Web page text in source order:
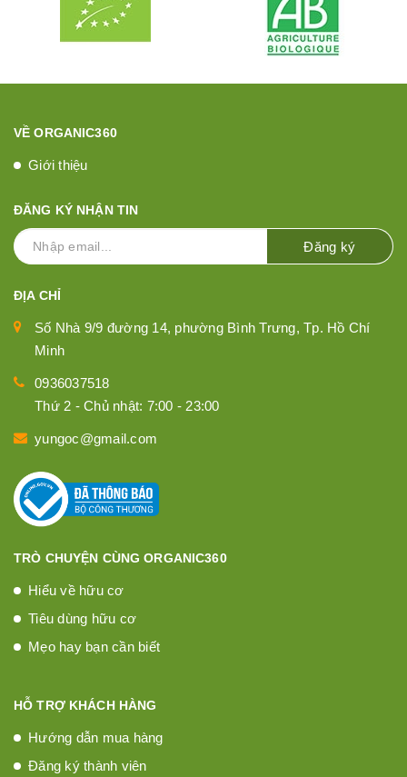
VỀ ORGANIC360
Giới thiệu
ĐĂNG KÝ NHẬN TIN
Đăng ký
ĐỊA CHỈ
Số Nhà 9/9 đường 14, phường Bình Trưng, Tp. Hồ Chí
Minh
0936037518
Thứ 2 - Chủ nhật: 7:00 - 23:00
yungoc@gmail.com
TRÒ CHUYỆN CÙNG ORGANIC360
Hiểu về hữu cơ
Tiêu dùng hữu cơ
Mẹo hay bạn cần biết
HỖ TRỢ KHÁCH HÀNG
Hướng dẫn mua hàng
Đăng ký thành viên